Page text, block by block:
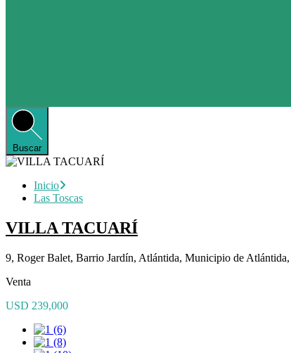
Buscar
Inicio
Las Toscas
VILLA TACUARÍ
9, Roger Balet, Barrio Jardín, Atlántida, Municipio de
Venta
USD 239,000